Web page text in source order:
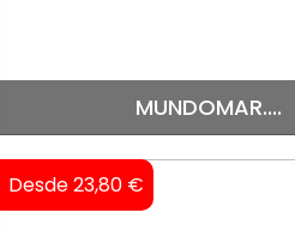
MUNDOMAR....
Desde 23,80 €